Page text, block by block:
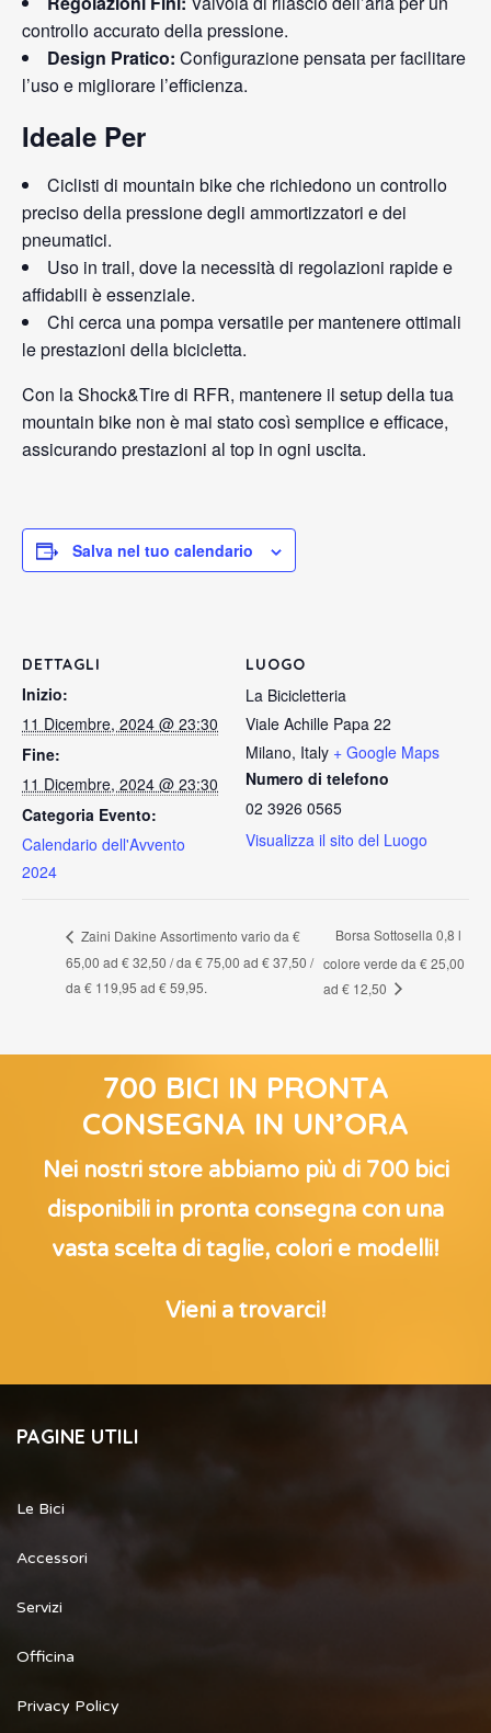
controllo accurato della pressione.
Design Pratico: Configurazione pensata per facilitare
l’uso e migliorare l’efficienza.
Ideale Per
Ciclisti di mountain bike che richiedono un controllo
preciso della pressione degli ammortizzatori e dei
pneumatici.
Uso in trail, dove la necessità di regolazioni rapide e
affidabili è essenziale.
Chi cerca una pompa versatile per mantenere ottimali
le prestazioni della bicicletta.
Con la Shock&Tire di RFR, mantenere il setup della tua
mountain bike non è mai stato così semplice e efficace,
assicurando prestazioni al top in ogni uscita.
Salva nel tuo calendario
DETTAGLI
Inizio:
11 Dicembre, 2024 @ 23:30
Fine:
11 Dicembre, 2024 @ 23:30
Categoria Evento:
Calendario dell'Avvento
2024
LUOGO
La Bicicletteria
Viale Achille Papa 22
Milano, Italy + Google Maps
Numero di telefono
02 3926 0565
Visualizza il sito del Luogo
Zaini Dakine Assortimento vario da €
65,00 ad € 32,50 / da € 75,00 ad € 37,50 /
da € 119,95 ad € 59,95.
Borsa Sottosella 0,8 l
colore verde da € 25,00
ad € 12,50
700 BICI IN PRONTA
CONSEGNA IN UN’ORA
Nei nostri store abbiamo più di 700 bici
disponibili in pronta consegna con una
vasta scelta di taglie, colori e modelli!
Vieni a trovarci!
PAGINE UTILI
Le Bici
Accessori
Servizi
Officina
Privacy Policy